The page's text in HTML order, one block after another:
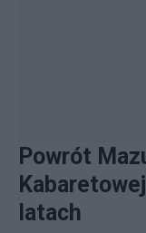
Powrót
latach